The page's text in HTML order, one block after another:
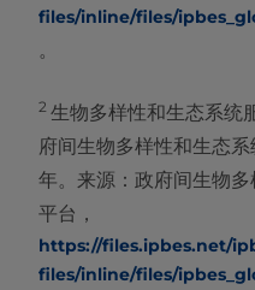
files/inline/files/
。
2 生物多样性和生态系统
府间生物多样性和生态
年。来源：政府间生物
平台，
https://files.ipbes.net/
files/inline/files/